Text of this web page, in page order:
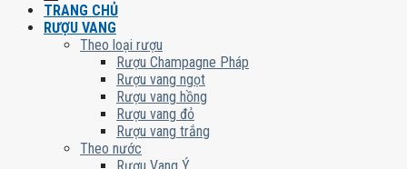
TRANG CHỦ
RƯỢU VANG
Theo loại rượu
Rượu Champagne Pháp
Rượu vang ngọt
Rượu vang hồng
Rượu vang đỏ
Rượu vang trắng
Theo nước